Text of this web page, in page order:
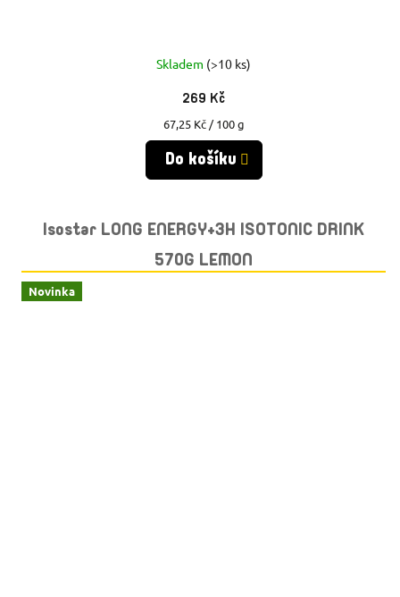
Skladem (>10 ks)
269 Kč
Měrná
cena:
67,25 Kč / 100 g
Do košíku
Isostar LONG ENERGY+3H ISOTONIC DRINK
570G LEMON
Novinka